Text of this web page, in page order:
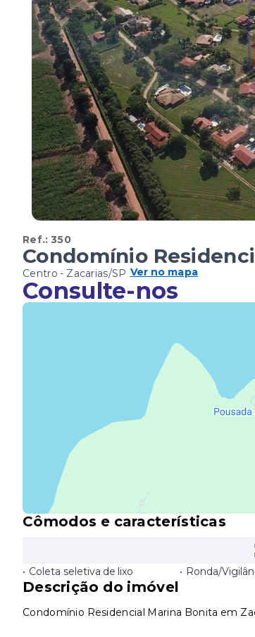
Ref.:350
Condomínio
Centro - Zacarias/SP Ver no mapa
Consulte-nos
Cômodos e características
• Coleta seletiva de lixo • Ronda/
Descrição do imóvel
Condomínio Residencial Marina Bonita em